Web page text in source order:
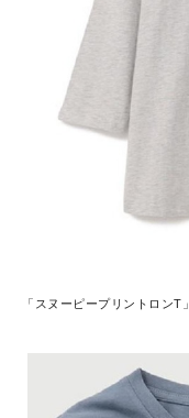
「スヌーピープリントロンT」